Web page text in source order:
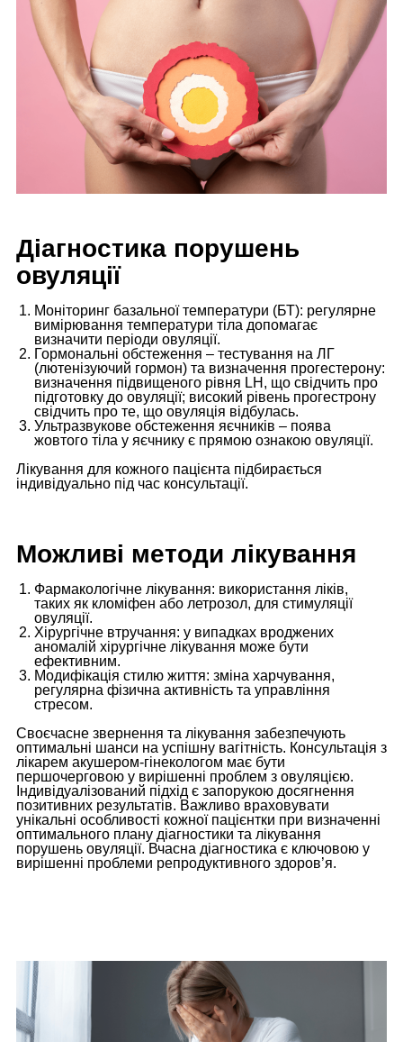
Діагностика порушень
овуляції
Моніторинг базальної температури (БТ): регулярне
вимірювання температури тіла допомагає
визначити періоди овуляції.
Гормональні обстеження – тестування на ЛГ
(лютенізуючий гормон) та визначення прогестерону:
визначення підвищеного рівня LH, що свідчить про
підготовку до овуляції; високий рівень прогестрону
свідчить про те, що овуляція відбулась.
Ультразвукове обстеження яєчників – поява
жовтого тіла у яєчнику є прямою ознакою овуляції.
Лікування для кожного пацієнта підбирається
індивідуально під час консультації.
Можливі методи лікування
Фармакологічне лікування: використання ліків,
таких як кломіфен або летрозол, для стимуляції
овуляції.
Хірургічне втручання: у випадках вроджених
аномалій хірургічне лікування може бути
ефективним.
Модифікація стилю життя: зміна харчування,
регулярна фізична активність та управління
стресом.
Своєчасне звернення та лікування забезпечують
оптимальні шанси на успішну вагітність. Консультація з
лікарем акушером-гінекологом має бути
першочерговою у вирішенні проблем з овуляцією.
Індивідуалізований підхід є запорукою досягнення
позитивних результатів. Важливо враховувати
унікальні особливості кожної пацієнтки при визначенні
оптимального плану діагностики та лікування
порушень овуляції. Вчасна діагностика є ключовою у
вирішенні проблеми репродуктивного здоров’я.